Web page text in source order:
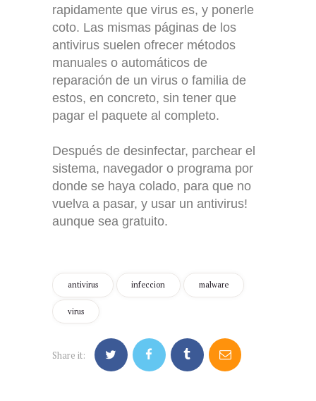
rapidamente que virus es, y ponerle
coto. Las mismas páginas de los
antivirus suelen ofrecer métodos
manuales o automáticos de
reparación de un virus o familia de
estos, en concreto, sin tener que
pagar el paquete al completo.
Después de desinfectar, parchear el
sistema, navegador o programa por
donde se haya colado, para que no
vuelva a pasar, y usar un antivirus!
aunque sea gratuito.
antivirus infeccion malware
virus
Share it: